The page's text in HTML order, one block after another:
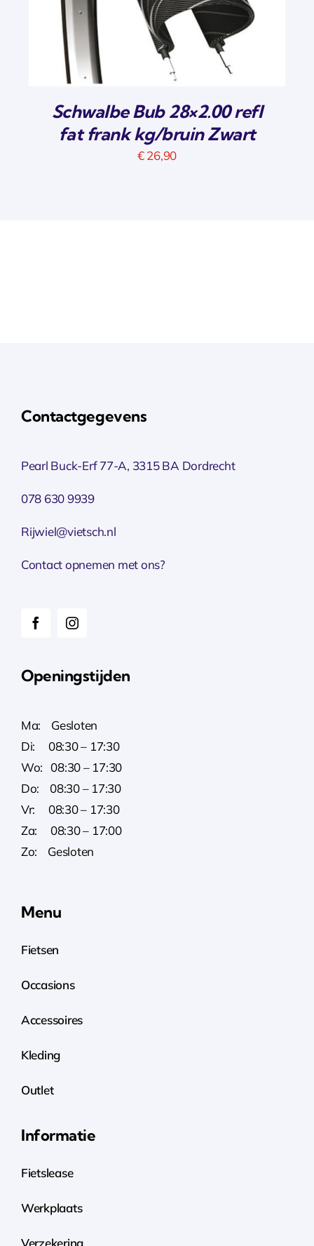
Schwalbe Bub 28×2.00 refl
fat frank kg/bruin Zwart
€26,90
Contactgegevens
Pearl Buck-Erf 77-A, 3315 BA Dordrecht
078 630 9939
Rijwiel@vietsch.nl
Contact opnemen met ons?
Openingstijden
Ma: Gesloten
Di: 08:30 – 17:30
Wo: 08:30 – 17:30
Do: 08:30 – 17:30
Vr: 08:30 – 17:30
Za: 08:30 – 17:00
Zo: Gesloten
Menu
Fietsen
Occasions
Accessoires
Kleding
Outlet
Informatie
Fietslease
Werkplaats
Verzekering